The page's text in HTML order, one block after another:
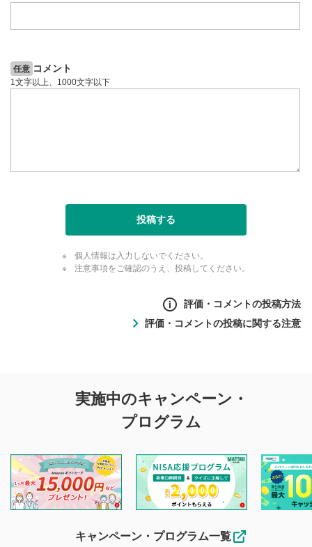
任意 コメント
1文字以上、1000文字以下
投稿する
個人情報は入力しないでください。
注意事項をご確認のうえ、投稿してください。
評価・コメントの投稿方法
評価・コメントの投稿に関する注意
投稿に関する注意
を目的として、各動画コンテンツに、評価およびコメントの
投稿ができます。利用者は以下の注意事項をご理解のうえ、
閲覧および投稿を行うものとしてください。
他の利用者が動画を視聴される際の参考になるコメントをお
待ちしております。
なお、投稿をもって、本注意事項に同意されたものとみなし
実施中のキャンペーン・
プログラム
キャンペーン・プログラム一覧